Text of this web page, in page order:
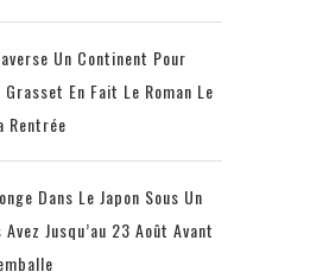
Un Continent Pour
Grasset En Fait Le Roman Le
Rentrée
Dans Le Japon Sous Un
Jusqu’au 23 Août Avant